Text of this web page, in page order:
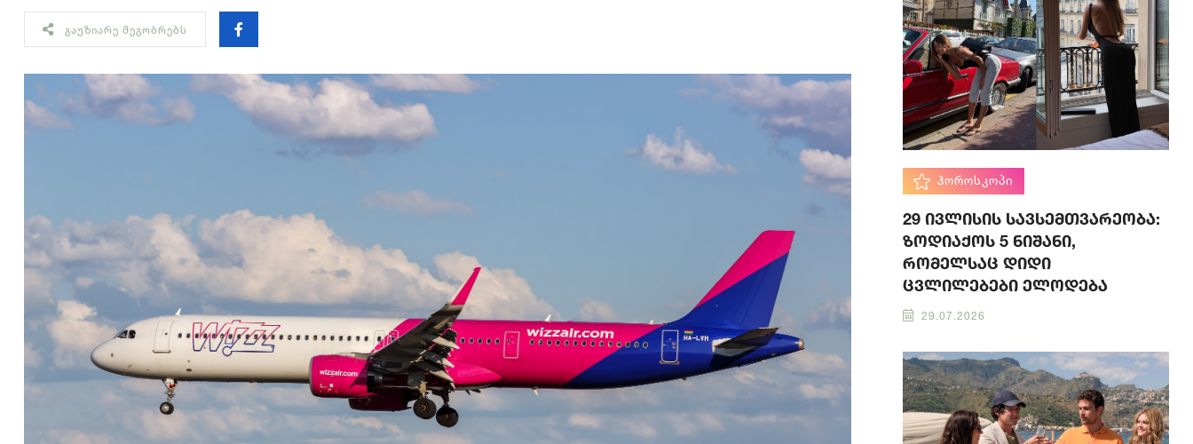
ᲒᲐᲣᲖᲘᲐᲠᲔ ᲛᲔᲒᲝᲑᲠᲔᲑᲡ
ᲰᲝᲠᲝᲡᲙᲝᲞᲘ
29 ივლისის სავსემთვარეობა:
ზოდიაქოს 5 ნიშანი,
რომელსაც დიდი
ცვლილებები ელოდება
29.07.2026